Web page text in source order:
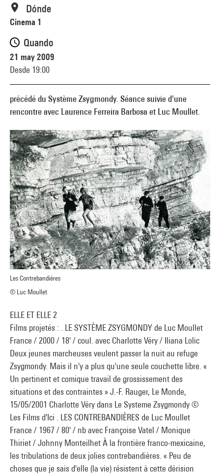
précédé du Système Zsygmondy. Séance suivie d'une
rencontre avec Laurence Ferreira Barbosa et Luc Moullet.
Les Contrebandières
© Luc Moullet
ELLE ET ELLE 2
Films projetés : . LE SYSTÈME ZSYGMONDY de Luc Moullet
France / 2000 / 18' / coul. avec Charlotte Véry / Iliana Lolic
Deux jeunes marcheuses veulent passer la nuit au refuge
Zsygmondy. Mais il n'y a plus qu'une seule couchette libre. «
Un pertinent et comique travail de grossissement des
situations et des contraintes » J.-F. Rauger, Le Monde,
15/05/2001 Charlotte Véry dans Le Systeme Zsygmondy ©
Les Films d'Ici . LES CONTREBANDIÈRES de Luc Moullet
France / 1967 / 80' / nb avec Françoise Vatel / Monique
Thiriet / Johnny Monteilhet À la frontière franco-mexicaine,
les tribulations de deux jolies contrebandières. « Peu de
choses que je sais d'elle (la vie) résistent à cette dérision
Dónde
Cinema 1
Quando
21 may 2009
Desde 19:00